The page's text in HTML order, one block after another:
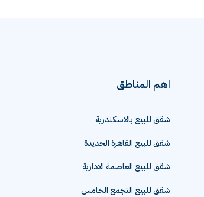
اهم المناطق
شقق للبيع بالاسكندرية
شقق للبيع القاهرة الجديدة
شقق للبيع العاصمة الادارية
شقق للبيع التجمع الخامس